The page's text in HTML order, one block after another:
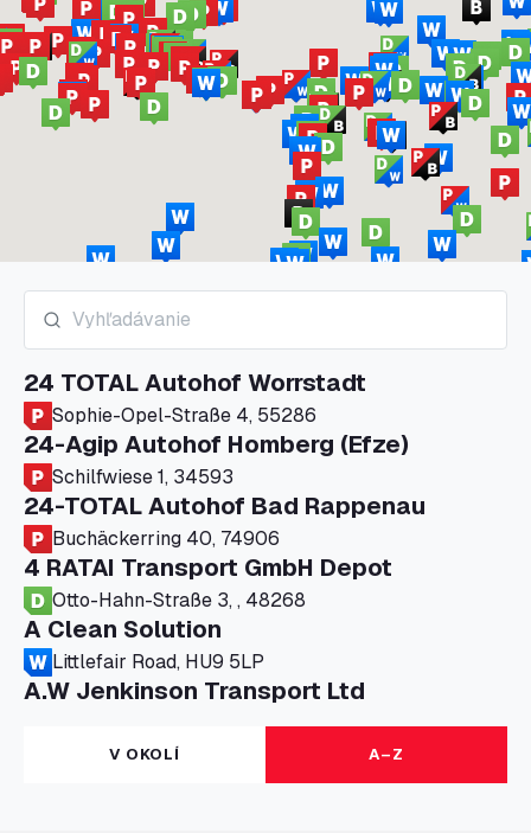
24 TOTAL Autohof Worrstadt
Sophie-Opel-Straße 4, 55286
24-Agip Autohof Homberg (Efze)
Schilfwiese 1, 34593
24-TOTAL Autohof Bad Rappenau
Buchäckerring 40, 74906
4 RATAI Transport GmbH Depot
Otto-Hahn-Straße 3, , 48268
A Clean Solution
Littlefair Road, HU9 5LP
A.W Jenkinson Transport Ltd
Progress House, ME11 5GA
A+G Nettetal - Depot Parking
Am Panneschopp 7, 41334
V OKOLÍ A–Z